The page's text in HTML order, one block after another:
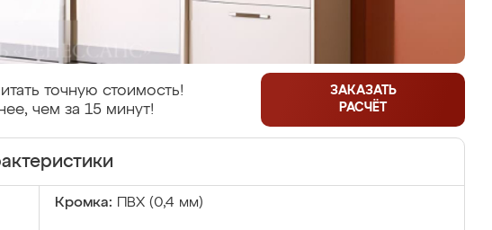
точную стоимость!
чем за 15 минут!
ЗАКАЗАТЬ
РАСЧЁТ
Кромка: ПВХ (0,4 мм)